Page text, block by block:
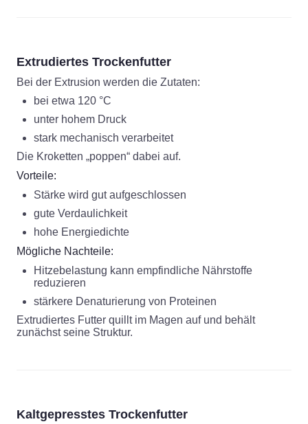
Extrudiertes Trockenfutter
Bei der Extrusion werden die Zutaten:
bei etwa 120 °C
unter hohem Druck
stark mechanisch verarbeitet
Die Kroketten „poppen“ dabei auf.
Vorteile:
Stärke wird gut aufgeschlossen
gute Verdaulichkeit
hohe Energiedichte
Mögliche Nachteile:
Hitzebelastung kann empfindliche Nährstoffe
reduzieren
stärkere Denaturierung von Proteinen
Extrudiertes Futter quillt im Magen auf und behält
zunächst seine Struktur.
Kaltgepresstes Trockenfutter